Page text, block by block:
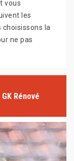
vous
les
choisissons la
ne pas
Rénové